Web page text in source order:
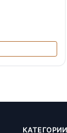
КАТЕГОРИИ